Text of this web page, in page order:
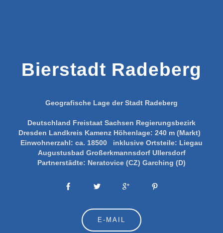
Bierstadt Radeberg
Geografische Lage der Stadt Radeberg
Deutschland Freistaat Sachsen Regierungsbezirk
Dresden Landkreis Kamenz Höhenlage: 240 m (Markt)
Einwohnerzahl: ca. 18500 inklusive Ortsteile: Liegau
Augustusbad Großerkmannsdorf Ullersdorf
Partnerstädte: Neratovice (CZ) Garching (D)
E-MAIL